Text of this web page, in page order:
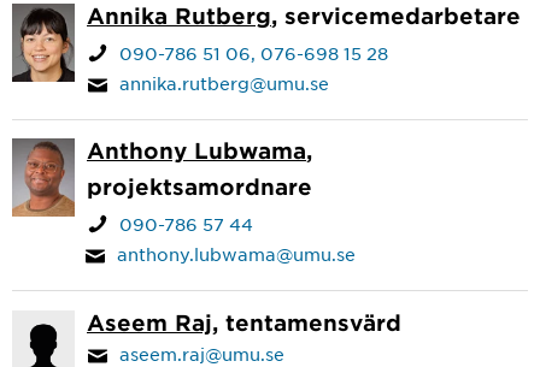
Annika Rutberg, servicemedarbetare
090-786 51 06 076-698 15 28
annika.rutberg@umu.se
Anthony Lubwama,
projektsamordnare
090-786 57 44
anthony.lubwama@umu.se
Aseem Raj, tentamensvärd
aseem.raj@umu.se